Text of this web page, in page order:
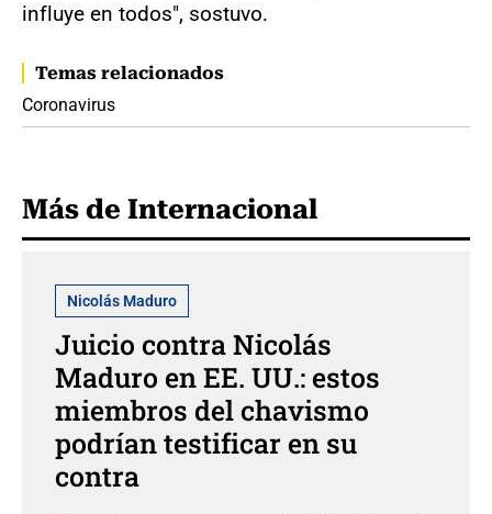
influye en todos", sostuvo.
Temas relacionados
Coronavirus
Más de Internacional
Nicolás Maduro
Juicio contra Nicolás
Maduro en EE. UU.: estos
miembros del chavismo
podrían testificar en su
contra